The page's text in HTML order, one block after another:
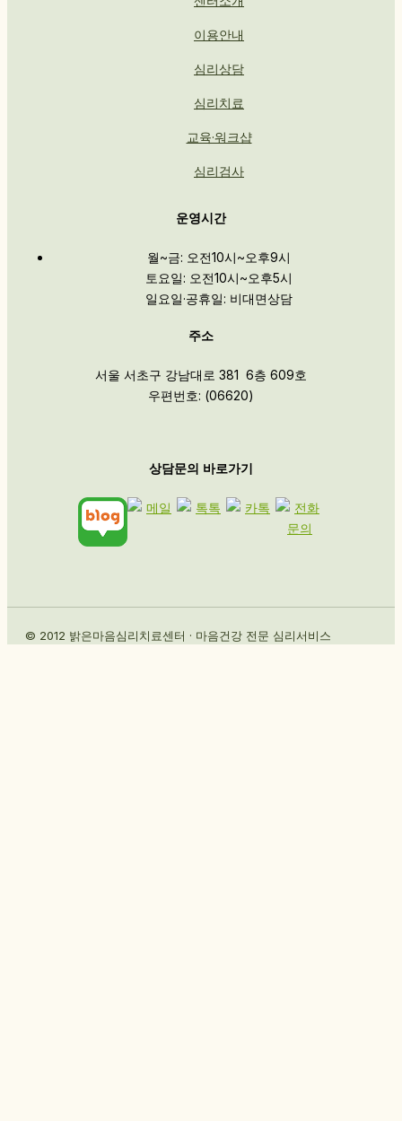
이용안내
심리상담
심리치료
교육·워크샵
심리검사
운영시간
월~금: 오전10시~오후9시
토요일: 오전10시~오후5시
일요일·공휴일: 비대면상담
주소
서울 서초구 강남대로 381 6층 609호
우편번호: (06620)
상담문의 바로가기
© 2012 밝은마음심리치료센터 · 마음건강 전문 심리서비스